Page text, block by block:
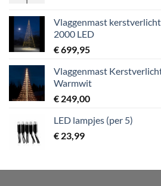
Vlaggenmast
2000 LED
€699,95
Vlaggenmast
Warmwit
€ 249,00
LED lampjes (per 5)
€ 23,99